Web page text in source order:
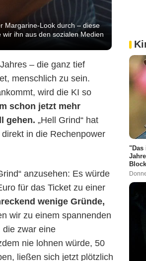
Margarine-Look durch – diese
ihn aus den sozialen Medien
– die ganz tief
menschlich zu sein.
wird die KI so
schon jetzt mehr
gehen. „Hell Grind“ hat
in die Rechenpower
anzusehen: Es würde
für das Ticket zu einer
wenige Gründe,
wir zu einem spannenden
die zwar eine
nie lohnen würde, 50
ließen sich jetzt plötzlich
"Das